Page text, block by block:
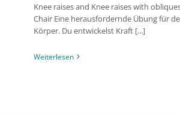
Knee raises and Knee raises with
Chair Eine herausfordernde Übung für
Körper. Du entwickelst Kraft [...]
Weiterlesen